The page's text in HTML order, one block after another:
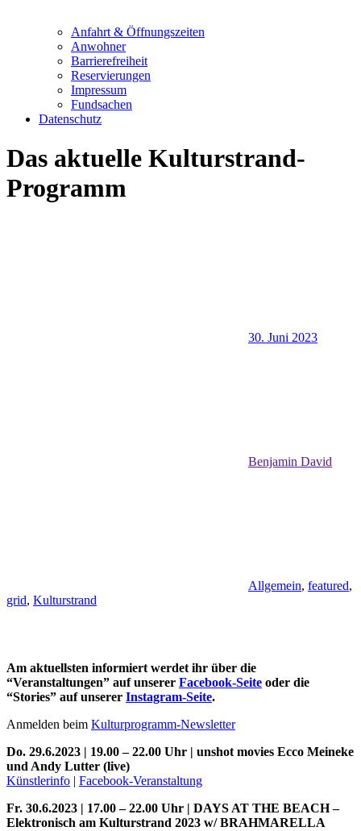
Anfahrt & Öffnungszeiten
Anwohner
Barrierefreiheit
Reservierungen
Impressum
Fundsachen
Datenschutz
Das aktuelle Kulturstrand-
Programm
30. Juni 2023
Benjamin David
Allgemein, featured,
grid, Kulturstrand
Am aktuellsten informiert werdet ihr über die
“Veranstaltungen” auf unserer Facebook-Seite oder die
“Stories” auf unserer Instagram-Seite.
Anmelden beim Kulturprogramm-Newsletter
Do. 29.6.2023 | 19.00 – 22.00 Uhr | unshot movies Ecco Meineke
und Andy Lutter (live)
Künstlerinfo | Facebook-Veranstaltung
Fr. 30.6.2023 | 17.00 – 22.00 Uhr | DAYS AT THE BEACH –
Elektronisch am Kulturstrand 2023 w/ BRAHMARELLA